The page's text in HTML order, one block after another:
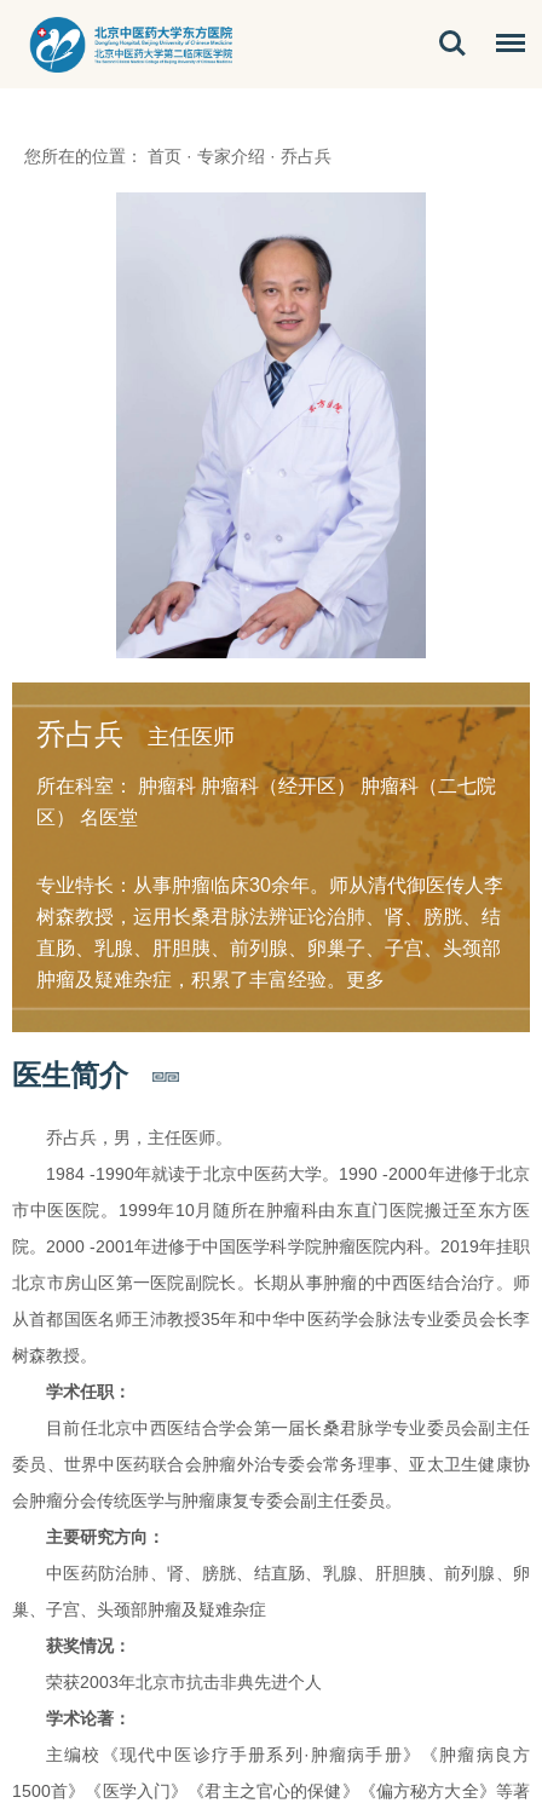
您所在的位置： 首页 · 专家介绍 · 乔占兵
乔占兵 主任医师
所在科室： 肿瘤科 肿瘤科（经开区） 肿瘤科（二七院
区）
名医堂
专业特长：从事肿瘤临床30余年。师从清代御医传人李
树森教授，运用长桑君脉法辨证论治肺、肾、膀胱、结
直肠、乳腺、肝胆胰、前列腺、卵巢子、子宫、头颈部
肿瘤及疑难杂症，积累了丰富经验。 更多
医生简介
乔占兵，男，主任医师。
1984 -1990年就读于北京中医药大学。1990 -2000年进修于北京
市中医医院。1999年10月随所在肿瘤科由东直门医院搬迁至东方医
院。2000 -2001年进修于中国医学科学院肿瘤医院内科。2019年挂职
北京市房山区第一医院副院长。长期从事肿瘤的中西医结合治疗。师
从首都国医名师王沛教授35年和中华中医药学会脉法专业委员会长李
树森教授。
学术任职：
目前任北京中西医结合学会第一届长桑君脉学专业委员会副主任
委员、世界中医药联合会肿瘤外治专委会常务理事、亚太卫生健康协
会肿瘤分会传统医学与肿瘤康复专委会副主任委员。
主要研究方向：
中医药防治肺、肾、膀胱、结直肠、乳腺、肝胆胰、前列腺、卵
巢、子宫、头颈部肿瘤及疑难杂症
获奖情况：
荣获2003年北京市抗击非典先进个人
学术论著：
主编校《现代中医诊疗手册系列·肿瘤病手册》《肿瘤病良方
1500首》《医学入门》《君主之官心的保健》《偏方秘方大全》等著